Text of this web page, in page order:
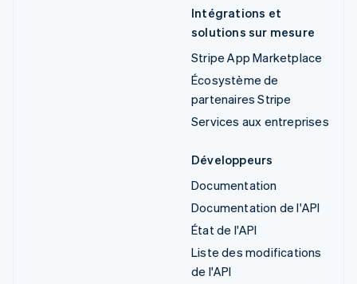
Intégrations et
solutions sur mesure
Stripe App Marketplace
Écosystème de
partenaires Stripe
Services aux entreprises
Développeurs
Documentation
Documentation de l'API
État de l'API
Liste des modifications
de l'API